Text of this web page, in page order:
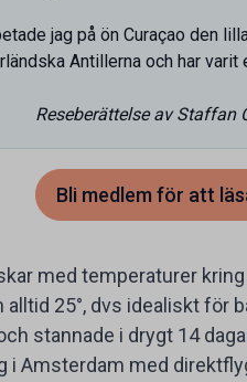
jag på ön Curaçao den
Antillerna och har varit
Reseberättelse av Staffan
Bli medlem för att
med temperaturer kring
25°, dvs idealiskt för
stannade i drygt 14
i Amsterdam med